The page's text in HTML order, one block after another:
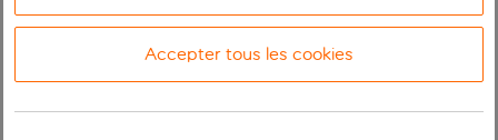
Accepter tous les cookies